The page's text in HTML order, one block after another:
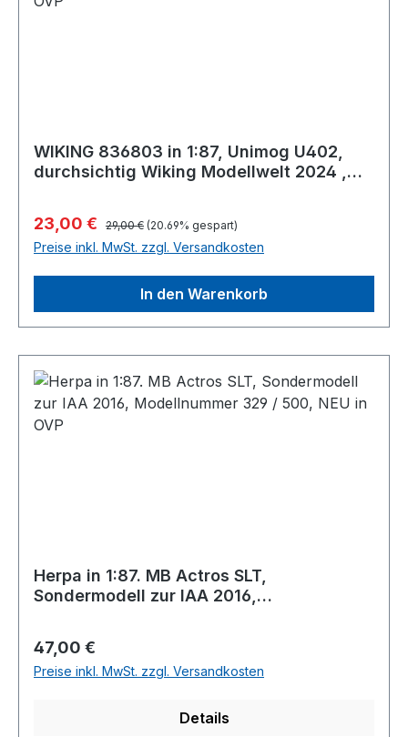
WIKING 836803 in 1:87, Unimog U402,
durchsichtig Wiking Modellwelt 2024 ,
Verkaufspreis:
23,00 € Regulärer Preis:
29,00 € (20.69% gespart)
Preise inkl. MwSt. zzgl. Versandkosten
In den Warenkorb
Herpa in 1:87. MB Actros SLT,
Sondermodell zur IAA 2016,
Regulärer Preis:
47,00 €
Preise inkl. MwSt. zzgl. Versandkosten
Details